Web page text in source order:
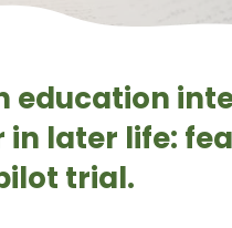
education
later life:
trial.